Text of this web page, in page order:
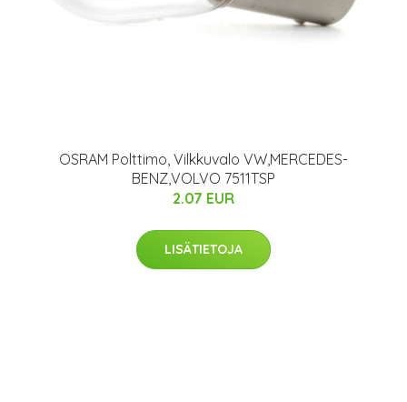
OSRAM Polttimo, Vilkkuvalo VW,MERCEDES-
BENZ,VOLVO 7511TSP
2.07 EUR
LISÄTIETOJA